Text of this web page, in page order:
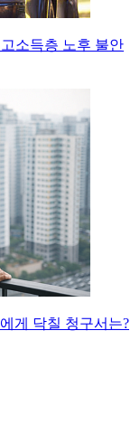
소득층 노후 불안
게 닥칠 청구서는?